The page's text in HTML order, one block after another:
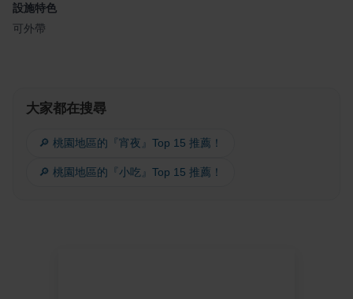
設施特色
可外帶
大家都在搜尋
🔎 桃園地區的『宵夜』Top 15 推薦！
🔎 桃園地區的『小吃』Top 15 推薦！